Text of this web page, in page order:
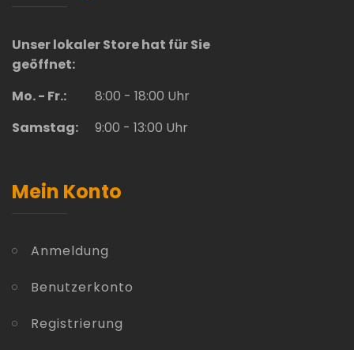
Unser lokaler Store hat für Sie
geöffnet:
Mo. - Fr.:
8:00 - 18:00 Uhr
Samstag:
9:00 - 13:00 Uhr
Mein Konto
Anmeldung
Benutzerkonto
Registrierung